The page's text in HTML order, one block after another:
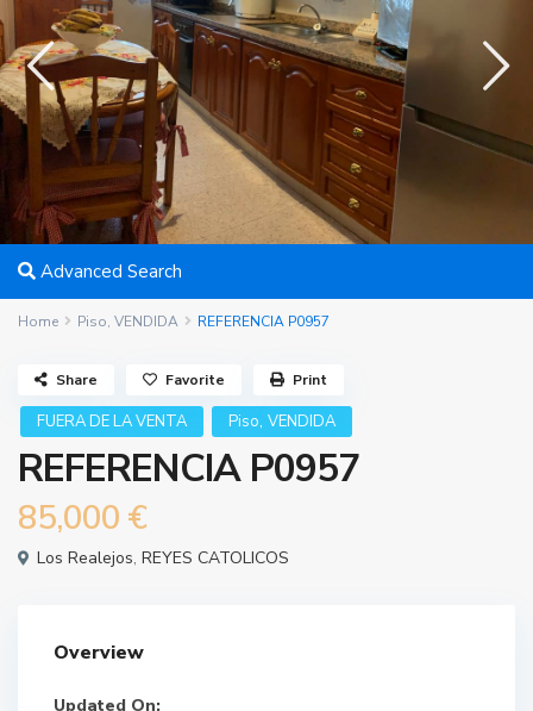
Advanced Search
Home Piso, VENDIDA REFERENCIA P0957
FUERA DE LA VENTA Piso, VENDIDA
REFERENCIA P0957
85,000 €
Los Realejos, REYES CATOLICOS
Share Favorite Print
Overview
Updated On: